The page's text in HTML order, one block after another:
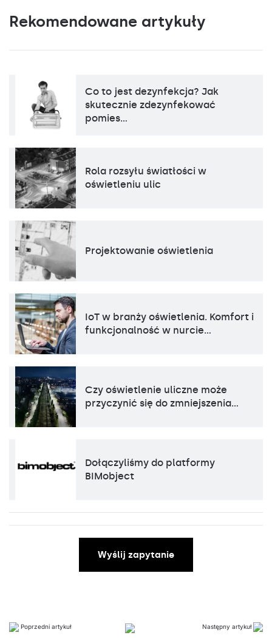
Rekomendowane artykuły
Co to jest dezynfekcja? Jak
skutecznie zdezynfekować
pomies…
Rola rozsyłu światłości w
oświetleniu ulic
Projektowanie oświetlenia
IoT w branży oświetlenia. Komfort i
funkcjonalność w nurcie…
Czy oświetlenie uliczne może
przyczynić się do zmniejszenia…
Dołączyliśmy do platformy
BIMobject
Wyślij zapytanie
Poprzedni artykuł Następny artykuł